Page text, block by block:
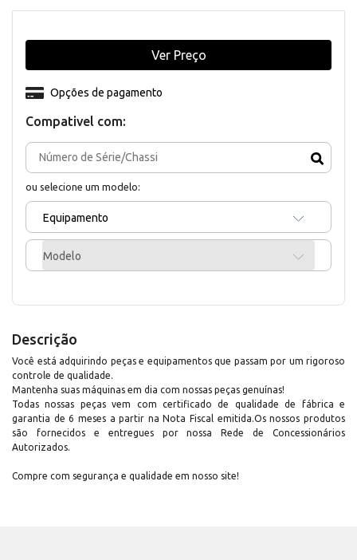
Compativel com:
ou selecione um modelo:
Equipamento
Modelo
Opções de pagamento
Ver Preço
Descrição
Você está adquirindo peças e equipamentos que passam por um rigoroso
controle de qualidade.
Mantenha suas máquinas em dia com nossas peças genuínas!
Todas nossas peças vem com certificado de qualidade de fábrica e
garantia de 6 meses a partir na Nota Fiscal emitida.Os nossos produtos
são fornecidos e entregues por nossa Rede de Concessionários
Autorizados.
Compre com segurança e qualidade em nosso site!